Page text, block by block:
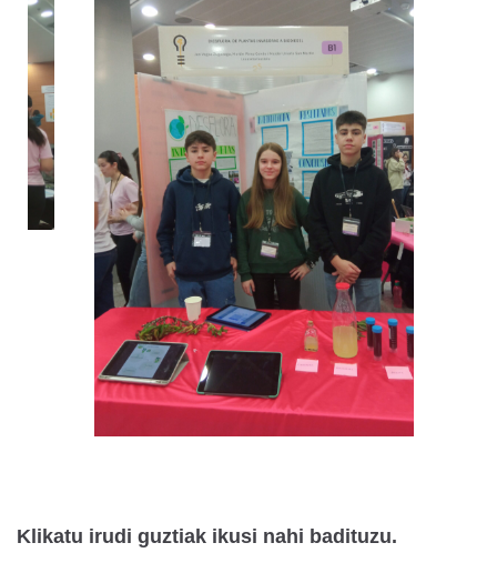
Klikatu irudi guztiak ikusi nahi badituzu.